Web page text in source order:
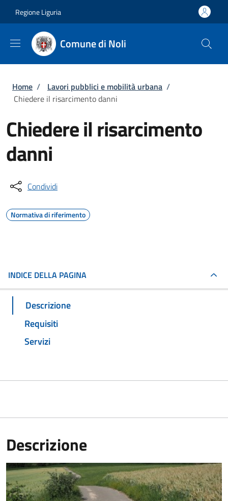
Regione Liguria
Comune di Noli
Briciole di pane
Home / Lavori pubblici e mobilità urbana /
Chiedere il risarcimento danni
Chiedere il risarcimento
danni
Condividi
Normativa di riferimento
INDICE DELLA PAGINA
Descrizione
Requisiti
Servizi
Descrizione